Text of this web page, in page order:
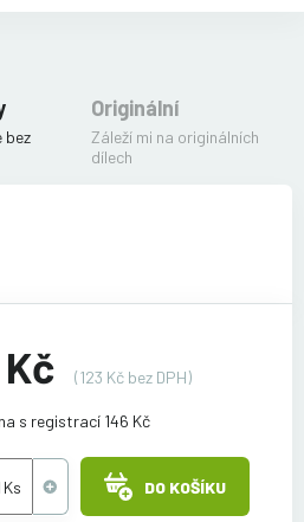
bez
Originální
Záleží mi na originálních
dílech
(123 Kč bez DPH)
s registrací 146 Kč
DO KOŠÍKU